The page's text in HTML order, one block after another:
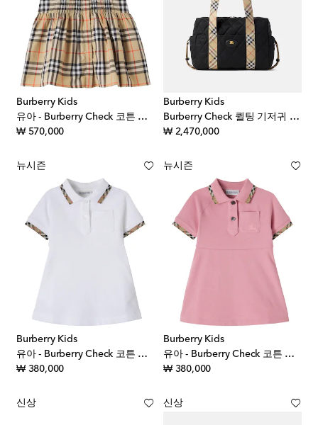
Burberry Kids
유아 - Burberry Check 코튼 드레스
₩ 570,000original price
Burberry Kids
Burberry Check 퀼팅 기저귀 가방
₩ 2,470,000original price
뉴시즌
Burberry Kids
유아 - Burberry Check 코튼 폴로 드레스
₩ 380,000original price
뉴시즌
Burberry Kids
유아 - Burberry Check 코튼 피케 폴로 드레스
₩ 380,000original price
신상 신상